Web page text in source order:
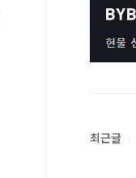
최근글